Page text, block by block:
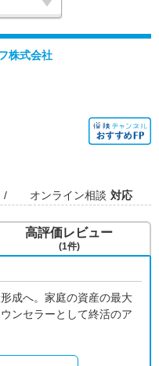
株式会社
オンライン相談 対応
成へ。家庭の資産の最大
ンセラーとして終活のア
高評価レビュー
(1件)